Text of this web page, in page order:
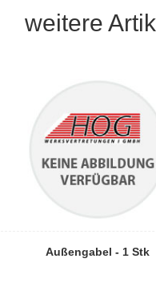
weitere
Außengabel - 1 Stk